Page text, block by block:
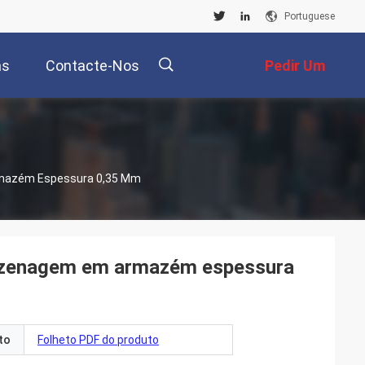
Portuguese
Contacte-Nos Pedir Um
Orçamento
Espessura 0,35 Mm
em armazém espessura
Folheto PDF do produto